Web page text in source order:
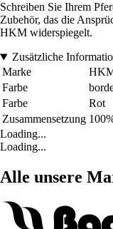
Schreiben Sie Ihrem
Zubehör, das die
HKM widerspiegelt.
Zusätzliche
Marke
Farbe
Farbe
Rot
Zusammensetzung
Loading...
Loading...
Alle unsere